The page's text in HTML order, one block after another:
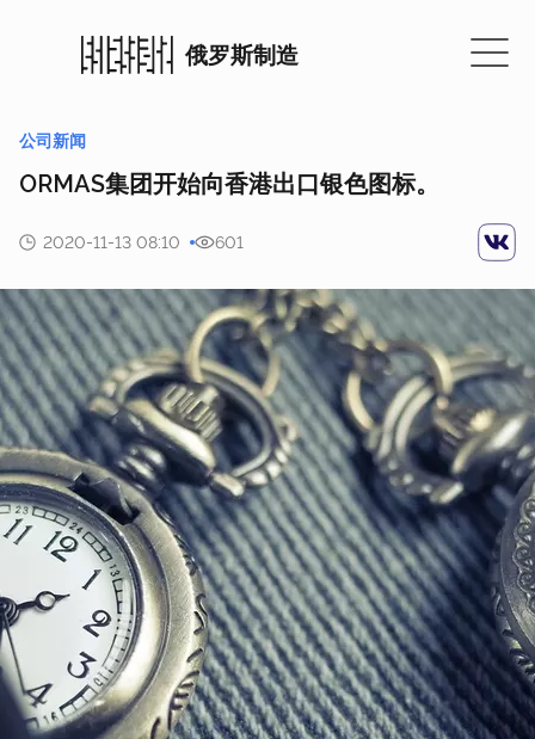
俄罗斯制造
公司新闻
ORMAS集团开始向香港出口银色图标。
2020-11-13 08:10 601